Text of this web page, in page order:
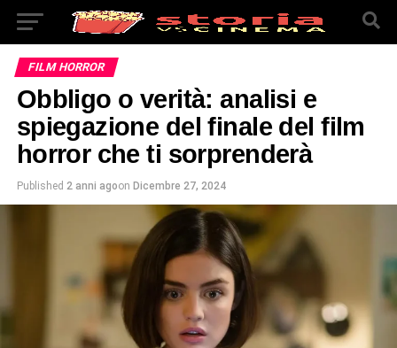
FILM HORROR
Obbligo o verità: analisi e
spiegazione del finale del film
horror che ti sorprenderà
Published 2 anni agoon Dicembre 27, 2024